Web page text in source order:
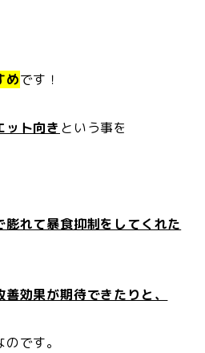
めです！
ット向き という事を
れて暴食抑制をしてくれた
効果が期待できたりと、
のです。